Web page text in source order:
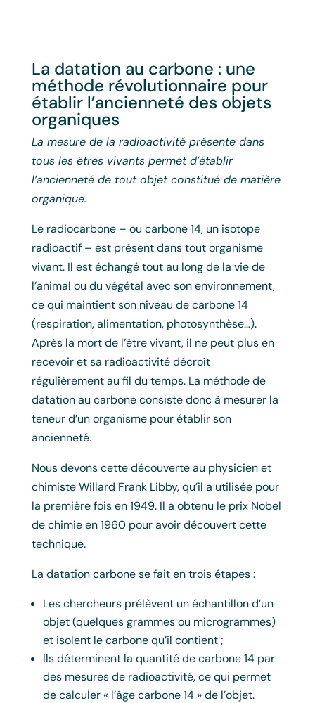
La datation au carbone : une
méthode révolutionnaire pour
établir l’ancienneté des objets
organiques
La mesure de la radioactivité présente dans
tous les êtres vivants permet d’établir
l’ancienneté de tout objet constitué de matière
organique.
Le radiocarbone – ou carbone 14, un isotope
radioactif – est présent dans tout organisme
vivant. Il est échangé tout au long de la vie de
l’animal ou du végétal avec son environnement,
ce qui maintient son niveau de carbone 14
(respiration, alimentation, photosynthèse…).
Après la mort de l’être vivant, il ne peut plus en
recevoir et sa radioactivité décroît
régulièrement au fil du temps. La méthode de
datation au carbone consiste donc à mesurer la
teneur d’un organisme pour établir son
ancienneté.
Nous devons cette découverte au physicien et
chimiste Willard Frank Libby, qu’il a utilisée pour
la première fois en 1949. Il a obtenu le prix Nobel
de chimie en 1960 pour avoir découvert cette
technique.
La datation carbone se fait en trois étapes :
Les chercheurs prélèvent un échantillon d’un
objet (quelques grammes ou microgrammes)
et isolent le carbone qu’il contient ;
Ils déterminent la quantité de carbone 14 par
des mesures de radioactivité, ce qui permet
de calculer « l’âge carbone 14 » de l’objet.